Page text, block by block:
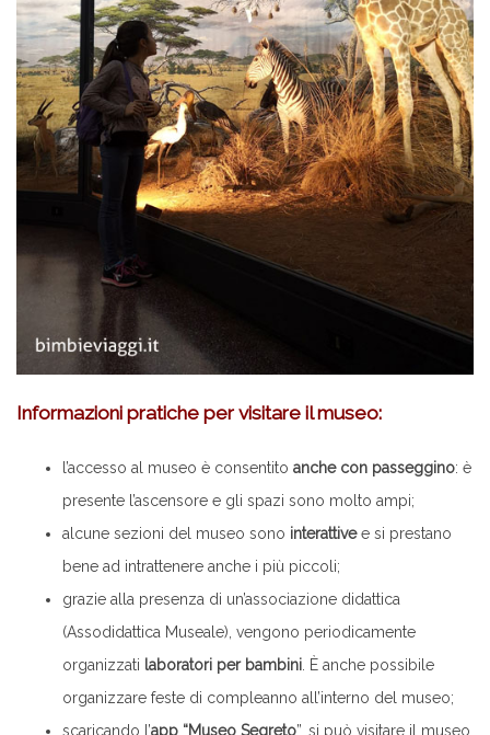
Informazioni pratiche per visitare il museo:
l’accesso al museo è consentito anche con passeggino: è
presente l’ascensore e gli spazi sono molto ampi;
alcune sezioni del museo sono interattivee si prestano
bene ad intrattenere anche i più piccoli;
grazie alla presenza di un’associazione didattica
(Assodidattica Museale), vengono periodicamente
organizzati laboratori per bambini . È anche possibile
organizzare feste di compleanno all’interno del museo;
scaricando l’app “Museo Segreto”, si può visitare il museo